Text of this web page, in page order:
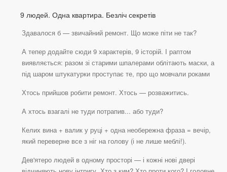
9 людей. Одна квартира. Безліч секретів
Здавалося б — звичайний ремонт. Що може піти не так?
А тепер додайте сюди 9 характерів, 9 історій. І раптом
виявляється: разом зі старими шпалерами облітають маски, а
під шаром штукатурки проступає те, про що мовчали роками
Хтось прийшов робити ремонт. Хтось — розважитись.
А хтось взагалі не туди потрапив... або туди?
Келих вина + валик у руці + одна необережна фраза = вечір,
який перевернe все з ніг на голову (і не лише меблі!).
Дев'ятеро людей в одному просторі — і кожні нові двері